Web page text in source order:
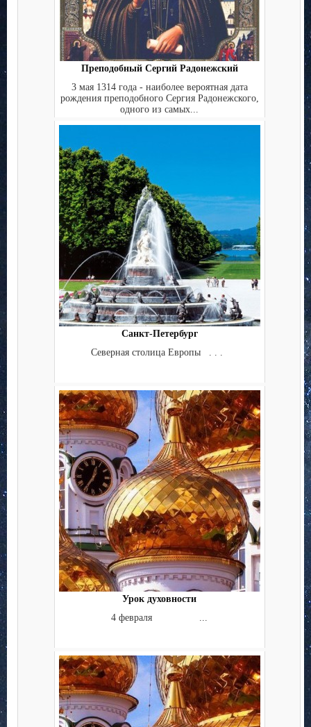
Преподобный Сергий Радонежский
3 мая 1314 года - наиболее вероятная дата
рождения преподобного Сергия Радонежского,
одного из самых...
Санкт-Петербург
Северная столица Европы . . .
Урок духовности
4 февраля ...